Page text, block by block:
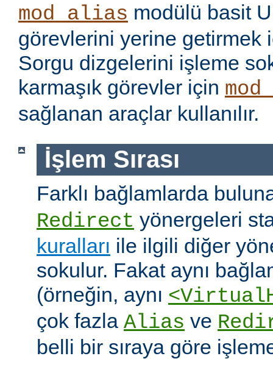
mod_alias modülü basit
görevlerini yerine getirmek
Sorgu dizgelerini işleme
karmaşık görevler için
sağlanan araçlar kullanılır.
İşlem Sırası
Farklı bağlamlarda
Redirect yönergeleri
kuralları ile ilgili diğer
sokulur. Fakat aynı
(örneğin, aynı
çok fazla Alias ve
belli bir sıraya göre